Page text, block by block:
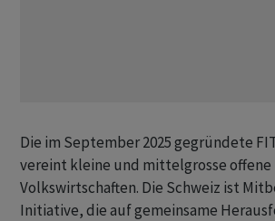
Die im September 2025 gegründete
vereint kleine und mittelgrosse offene
Volkswirtschaften. Die Schweiz ist
Initiative, die auf gemeinsame